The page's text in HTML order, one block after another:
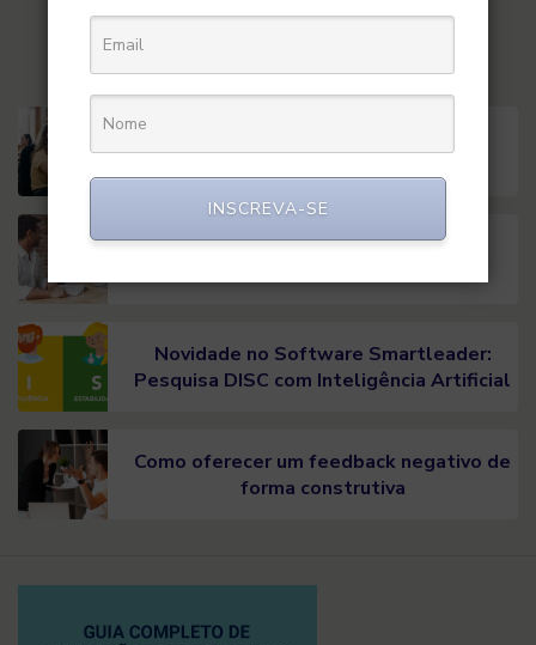
Posts populares
10 principais desafios de RH em 2026
Novidade no Software Smartleader:
Pesquisa DISC com Inteligência Artificial
Como oferecer um feedback negativo de
forma construtiva
INSCREVA-SE